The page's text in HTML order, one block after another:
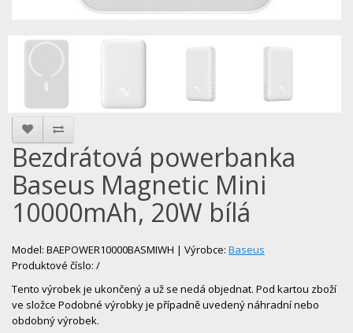
Bezdrátová powerbanka
Baseus Magnetic Mini
10000mAh, 20W bílá
Model: BAEPOWER10000BASMIWH | Výrobce: Baseus
Produktové číslo: /
Tento výrobek je ukončený a už se nedá objednat. Pod kartou zboží
ve složce Podobné výrobky je případně uvedený náhradní nebo
obdobný výrobek.